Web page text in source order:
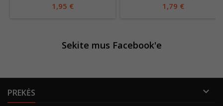
1,95 € 1,79 €
Sekite mus Facebook'e
PREKĖS 